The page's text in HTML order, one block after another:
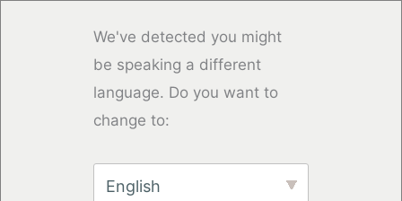
We've detected you might
be speaking a different
language. Do you want to
change to:
English